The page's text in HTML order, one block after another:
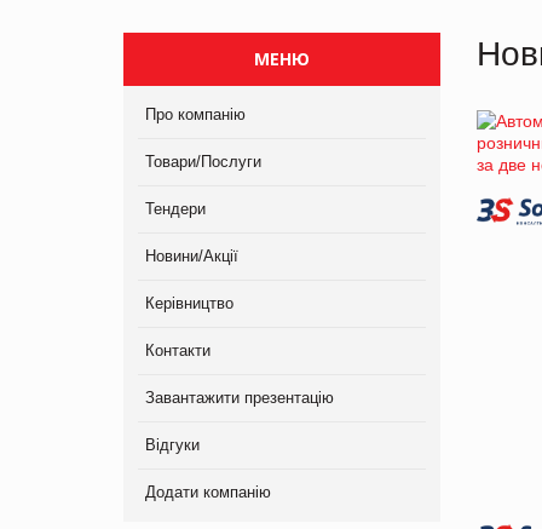
МЕНЮ
Про компанію
Товари/Послуги
Тендери
Новини/Акції
Керівництво
Контакти
Завантажити презентацію
Відгуки
Додати компанію